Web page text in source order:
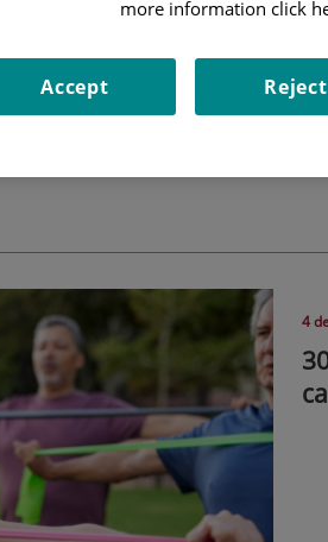
Més informació a Teknon.es
4
more information click
Reject
Accept